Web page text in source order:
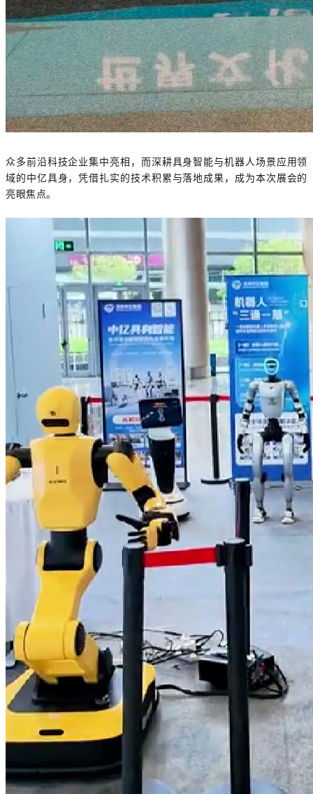
众多前沿科技企业集中亮相，而深耕具身智能与机器人场景应用领
域的中亿具身，凭借扎实的技术积累与落地成果，成为本次展会的
亮眼焦点。